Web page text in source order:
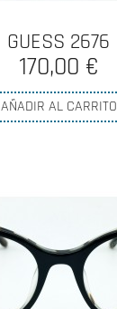
GUESS 2676
170,00 €
AÑADIR AL CARRITO